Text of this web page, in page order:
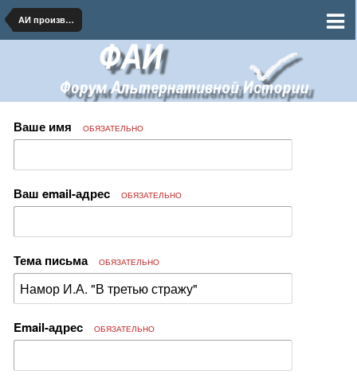
АИ произведения на бумаге и в сети
Ваше имя ОБЯЗАТЕЛЬНО
Ваш email-адрес ОБЯЗАТЕЛЬНО
Тема письма ОБЯЗАТЕЛЬНО
Email-адрес ОБЯЗАТЕЛЬНО